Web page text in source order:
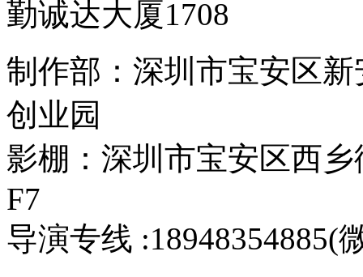
勤诚达大厦1708
制作部：深圳市宝安区
创业园
影棚：深圳市宝安区西
F7
导演专线 :18948354885(